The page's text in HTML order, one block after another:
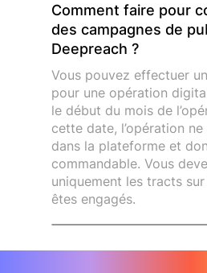
Comment faire pour
des campagnes de
Deepreach ?
Vous pouvez effectuer
pour une opération
le début du mois de
cette date, l’opération
dans la plateforme et
commandable. Vous
uniquement les tracts
êtes engagés.